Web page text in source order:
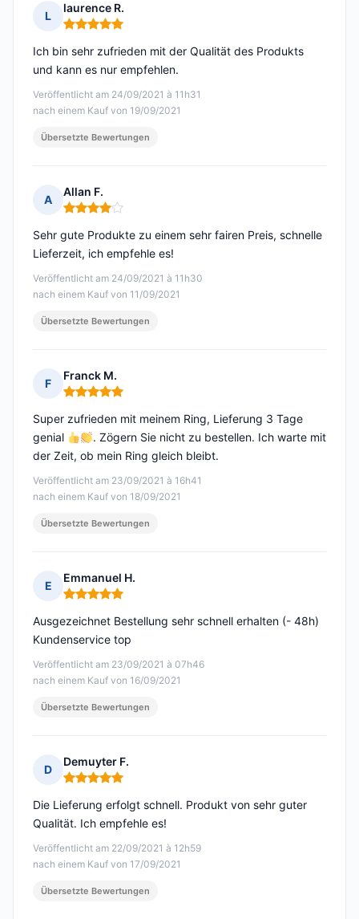
L
laurence R.
Hinweis: 5 von 5
Veröffentlicht am 24/09/2021 à 11h31
nach einem Kauf von 19/09/2021
Ich bin sehr zufrieden mit der Qualität des Produkts
und kann es nur empfehlen.
Übersetzte Bewertungen
A
Allan F.
Hinweis: 4 von 5
Veröffentlicht am 24/09/2021 à 11h30
nach einem Kauf von 11/09/2021
Sehr gute Produkte zu einem sehr fairen Preis, schnelle
Lieferzeit, ich empfehle es!
Übersetzte Bewertungen
F
Franck M.
Hinweis: 5 von 5
Veröffentlicht am 23/09/2021 à 16h41
nach einem Kauf von 18/09/2021
Super zufrieden mit meinem Ring, Lieferung 3 Tage
genial
. Zögern Sie nicht zu bestellen. Ich warte mit
der Zeit, ob mein Ring gleich bleibt.
Übersetzte Bewertungen
E
Emmanuel H.
Hinweis: 5 von 5
Veröffentlicht am 23/09/2021 à 07h46
nach einem Kauf von 16/09/2021
Ausgezeichnet Bestellung sehr schnell erhalten (- 48h)
Kundenservice top
Übersetzte Bewertungen
D
Demuyter F.
Hinweis: 5 von 5
Veröffentlicht am 22/09/2021 à 12h59
nach einem Kauf von 17/09/2021
Die Lieferung erfolgt schnell. Produkt von sehr guter
Qualität. Ich empfehle es!
Übersetzte Bewertungen